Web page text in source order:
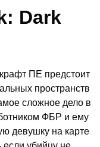
Dark
ПЕ предстоит
пространств
сложное дело в
ФБР и ему
девушку на карте